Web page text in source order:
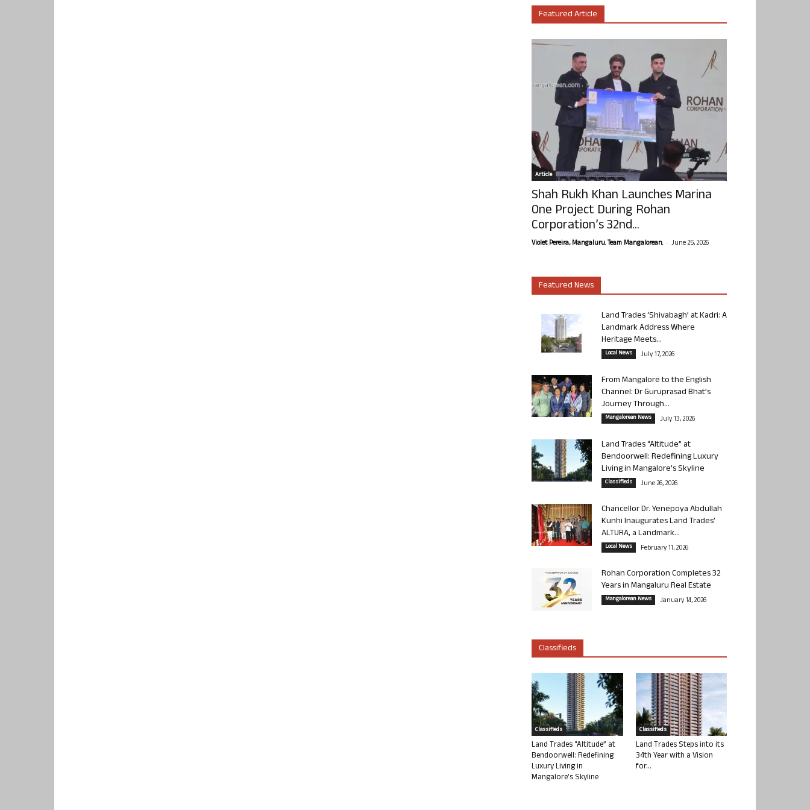
Featured Article
Article
Shah Rukh Khan Launches Marina
One Project During Rohan
Corporation’s 32nd...
Violet Pereira, Mangaluru. Team Mangalorean. - June 25, 2026
Featured News
Land Trades ‘Shivabagh’ at Kadri: A
Landmark Address Where
Heritage Meets...
Local News July 17, 2026
From Mangalore to the English
Channel: Dr Guruprasad Bhat’s
Journey Through...
Mangalorean News July 13, 2026
Land Trades “Altitude” at
Bendoorwell: Redefining Luxury
Living in Mangalore’s Skyline
Classifieds June 26, 2026
Chancellor Dr. Yenepoya Abdullah
Kunhi Inaugurates Land Trades’
ALTURA, a Landmark...
Local News February 11, 2026
Rohan Corporation Completes 32
Years in Mangaluru Real Estate
Mangalorean News January 14, 2026
Classifieds
Classifieds
Land Trades “Altitude” at
Bendoorwell: Redefining
Luxury Living in
Mangalore’s Skyline
Classifieds
Land Trades Steps into its
34th Year with a Vision
for...